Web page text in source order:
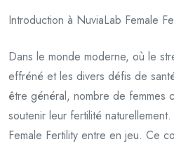
Introduction à NuviaLab Female
Dans le monde moderne, où le
effréné et les divers défis de
être général, nombre de femmes
soutenir leur fertilité
Female Fertility entre en jeu. Ce